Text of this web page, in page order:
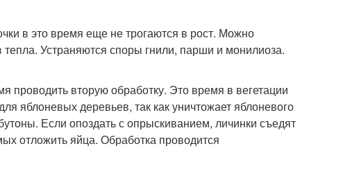
в это время еще не трогаются в рост. Можно
тепла. Устраняются споры гнили, парши и монилиоза.
проводить вторую обработку. Это время в вегетации
яблоневых деревьев, так как уничтожает яблоневого
Если опоздать с опрыскиванием, личинки съедят
отложить яйца. Обработка проводится